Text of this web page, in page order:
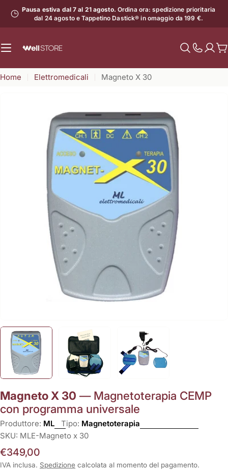
contenuto
Pausa estiva dal 7 al 21 agosto. Ordina ora: spedizione prioritaria
dal 24 agosto e Tappetino Dastick® in omaggio da 199 €.
il
Home Elettromedicali Magneto X 30
Apri supporto 0 in modalità modale
Magneto X 30 — Magnetoterapia CEMP
con programma universale
Produttore: ML Tipo: Magnetoterapia
SKU: MLE-Magneto x 30
Prezzo
normale
€349,00
IVA inclusa. Spedizione calcolata al momento del pagamento.